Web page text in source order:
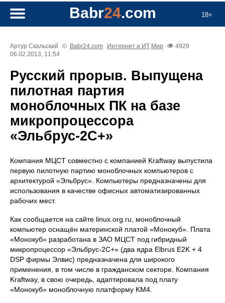
18+
Babr24.com
Артур Скальский © Babr24.com Интернет и ИТ Мир
4929
06.02.2013, 11:54
Русский прорыв. Выпущена
пилотная партия
моноблочных ПК на базе
микропроцессора
«Эльбрус-2С+»
Компания МЦСТ совместно с компанией Kraftway выпустила
первую пилотную партию моноблочных компьютеров с
архитектурой «Эльбрус». Компьютеры предназначены для
использования в качестве офисных автоматизированных
рабочих мест.
Как сообщается на сайте linux.org.ru, моноблочный
компьютер оснащён материнской платой «Монокуб». Плата
«Монокуб» разработана в ЗАО МЦСТ под гибридный
микропроцессор «Эльбрус-2С+» (два ядра Elbrus E2K + 4
DSP фирмы Элвис) предназначена для широкого
применения, в том числе в гражданском секторе. Компания
Kraftway, в свою очередь, адаптировала под плату
«Монокуб» моноблочную платформу KM4.